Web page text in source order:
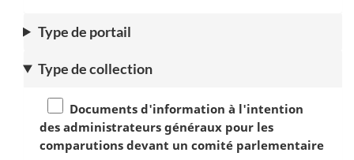
Type de portail
Type de collection
Documents d'information à l'intention
des administrateurs généraux pour les
comparutions devant un comité parlementaire